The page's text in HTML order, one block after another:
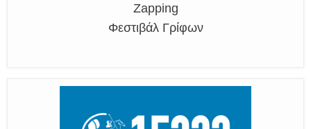
Zapping
Φεστιβάλ Γρίφων